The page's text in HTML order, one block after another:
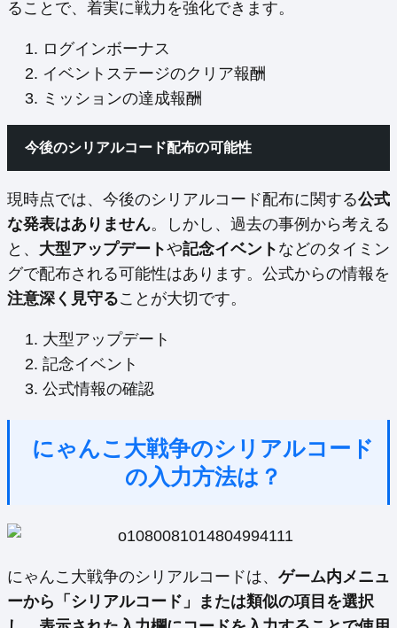
ることで、着実に戦力を強化できます。
ログインボーナス
イベントステージのクリア報酬
ミッションの達成報酬
今後のシリアルコード配布の可能性
現時点では、今後のシリアルコード配布に関する公式
な発表はありません。しかし、過去の事例から考える
と、 大型アップデートや記念イベント などのタイミン
グで配布される可能性はあります。公式からの情報を
注意深く見守ることが大切です。
大型アップデート
記念イベント
公式情報の確認
にゃんこ大戦争のシリアルコード
の入力方法は？
にゃんこ大戦争のシリアルコードは、 ゲーム内メニュ
ーから「シリアルコード」または類似の項目を選択